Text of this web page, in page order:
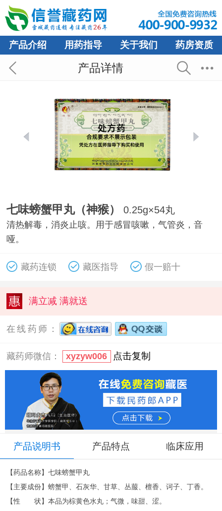
产品介绍 用药指导 关于我们 药房资质
产品详情
七味螃蟹甲丸（神猴） 0.25g×54丸
清热解毒，消炎止咳。用于感冒咳嗽，气管炎，音
哑。
藏药连锁 藏医指导 假一赔十
满立减 满就送
在线药师：
藏药师微信： xyzyw006 点击复制
产品说明书 产品特点 临床应用
【药品名称】七味螃蟹甲丸
【主要成份】螃蟹甲、石灰华、甘草、丛菔、檀香、诃子、丁香。
【性 状】本品为棕黄色水丸；气微，味甜、涩。